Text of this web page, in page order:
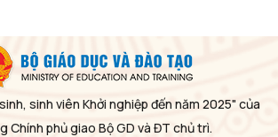
sinh viên Khởi nghiệp đến năm 2025" của
Chính phủ giao Bộ GD và ĐT chủ trì.